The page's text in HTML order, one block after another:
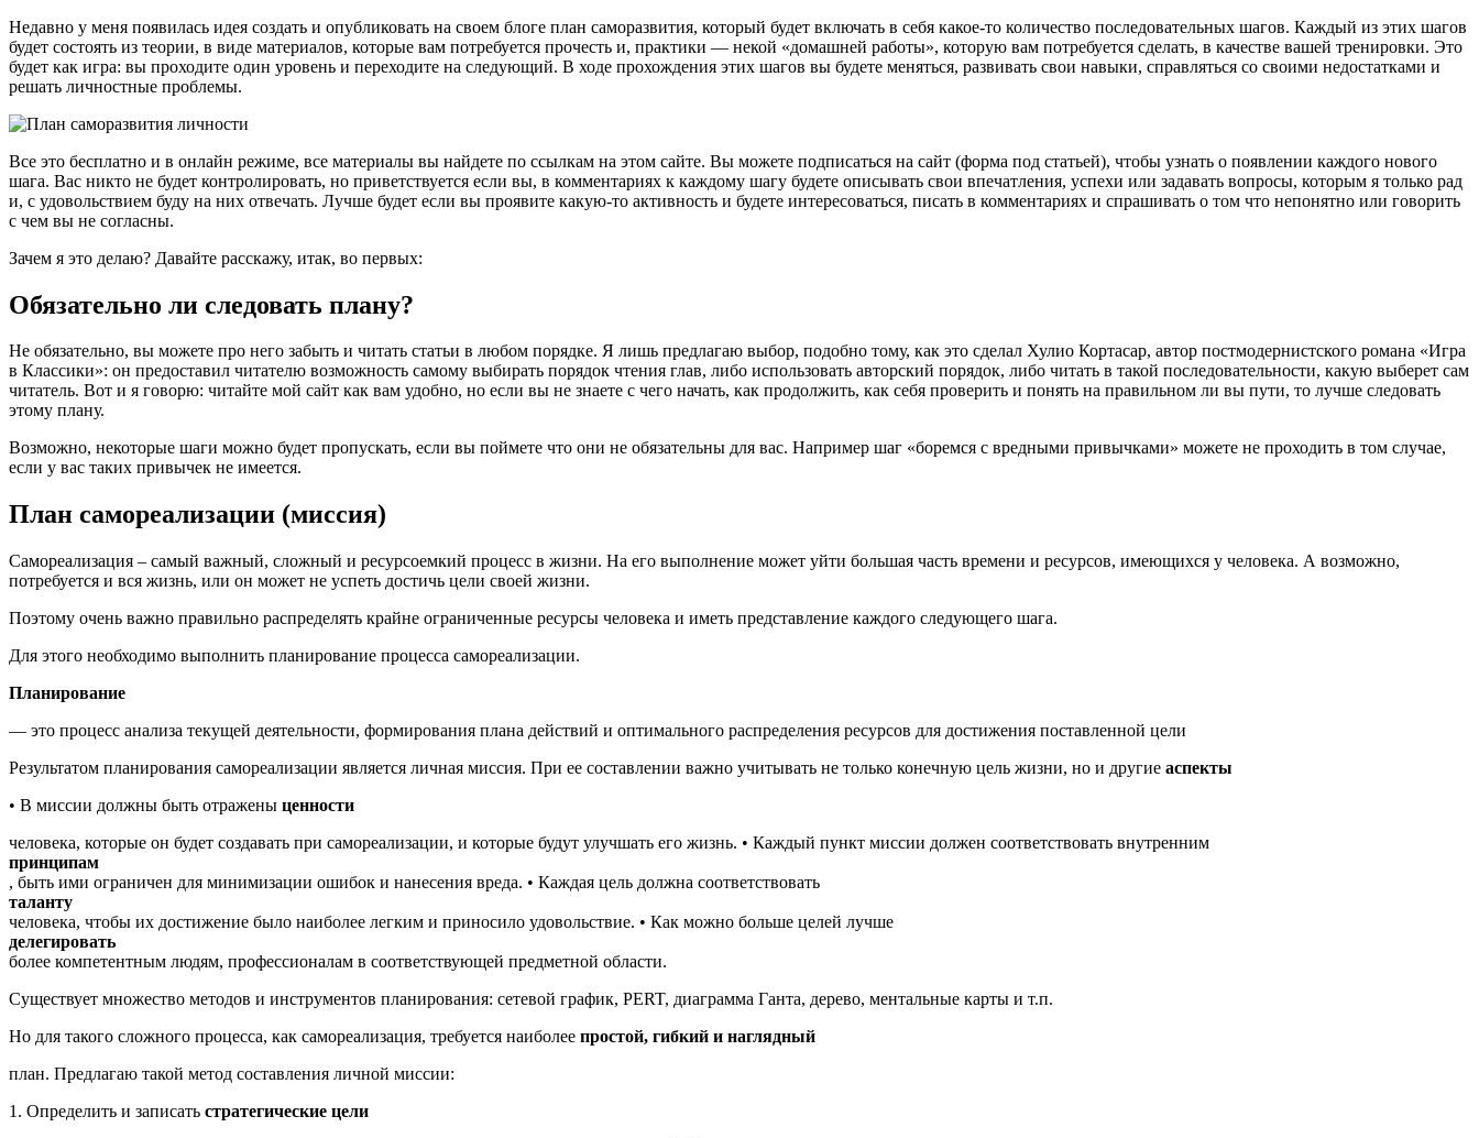
Недавно у меня появилась идея создать и опубликовать на своем блоге план саморазвития, который будет включать в себя какое-то количество последовательных шагов. Каждый из этих шагов
будет состоять из теории, в виде материалов, которые вам потребуется прочесть и, практики — некой «домашней работы», которую вам потребуется сделать, в качестве вашей тренировки. Это
будет как игра: вы проходите один уровень и переходите на следующий. В ходе прохождения этих шагов вы будете меняться, развивать свои навыки, справляться со своими недостатками и
решать личностные проблемы.
Все это бесплатно и в онлайн режиме, все материалы вы найдете по ссылкам на этом сайте. Вы можете подписаться на сайт (форма под статьей), чтобы узнать о появлении каждого нового
шага. Вас никто не будет контролировать, но приветствуется если вы, в комментариях к каждому шагу будете описывать свои впечатления, успехи или задавать вопросы, которым я только рад
и, с удовольствием буду на них отвечать. Лучше будет если вы проявите какую-то активность и будете интересоваться, писать в комментариях и спрашивать о том что непонятно или говорить
с чем вы не согласны.
Зачем я это делаю? Давайте расскажу, итак, во первых:
Обязательно ли следовать плану?
Не обязательно, вы можете про него забыть и читать статьи в любом порядке. Я лишь предлагаю выбор, подобно тому, как это сделал Хулио Кортасар, автор постмодернистского романа «Игра
в Классики»: он предоставил читателю возможность самому выбирать порядок чтения глав, либо использовать авторский порядок, либо читать в такой последовательности, какую выберет сам
читатель. Вот и я говорю: читайте мой сайт как вам удобно, но если вы не знаете с чего начать, как продолжить, как себя проверить и понять на правильном ли вы пути, то лучше следовать
этому плану.
Возможно, некоторые шаги можно будет пропускать, если вы поймете что они не обязательны для вас. Например шаг «боремся с вредными привычками» можете не проходить в том случае,
если у вас таких привычек не имеется.
План самореализации (миссия)
Самореализация – самый важный, сложный и ресурсоемкий процесс в жизни. На его выполнение может уйти большая часть времени и ресурсов, имеющихся у человека. А возможно,
потребуется и вся жизнь, или он может не успеть достичь цели своей жизни.
Поэтому очень важно правильно распределять крайне ограниченные ресурсы человека и иметь представление каждого следующего шага.
Для этого необходимо выполнить планирование процесса самореализации.
Планирование
— это процесс анализа текущей деятельности, формирования плана действий и оптимального распределения ресурсов для достижения поставленной цели
Результатом планирования самореализации является личная миссия. При ее составлении важно учитывать не только конечную цель жизни, но и другие аспекты
• В миссии должны быть отражены ценности
человека, которые он будет создавать при самореализации, и которые будут улучшать его жизнь. • Каждый пункт миссии должен соответствовать внутренним
принципам
, быть ими ограничен для минимизации ошибок и нанесения вреда. • Каждая цель должна соответствовать
таланту
человека, чтобы их достижение было наиболее легким и приносило удовольствие. • Как можно больше целей лучше
делегировать
более компетентным людям, профессионалам в соответствующей предметной области.
Существует множество методов и инструментов планирования: сетевой график, PERT, диаграмма Ганта, дерево, ментальные карты и т.п.
Но для такого сложного процесса, как самореализация, требуется наиболее простой, гибкий и наглядный
план. Предлагаю такой метод составления личной миссии:
1. Определить и записать стратегические цели